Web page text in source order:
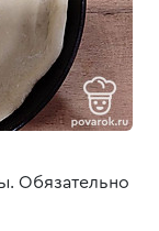
Обязательно